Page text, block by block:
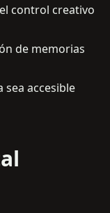
control creativo
de memorias
sea accesible